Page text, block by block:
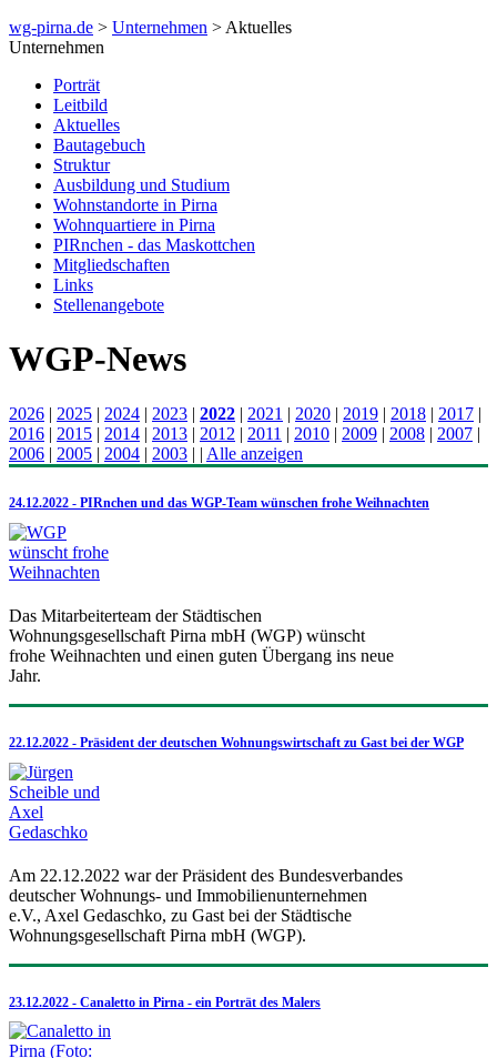
wg-pirna.de > Unternehmen > Aktuelles
Unternehmen
Porträt
Leitbild
Aktuelles
Bautagebuch
Struktur
Ausbildung und Studium
Wohnstandorte in Pirna
Wohnquartiere in Pirna
PIRnchen - das Maskottchen
Mitgliedschaften
Links
Stellenangebote
WGP-News
2026 | 2025 | 2024 | 2023 | 2022 | 2021 | 2020 | 2019 | 2018 | 2017 |
2016 | 2015 | 2014 | 2013 | 2012 | 2011 | 2010 | 2009 | 2008 | 2007 |
2006 | 2005 | 2004 | 2003 | | Alle anzeigen
24.12.2022 - PIRnchen und das WGP-Team wünschen frohe Weihnachten
Das Mitarbeiterteam der Städtischen
Wohnungsgesellschaft Pirna mbH (WGP) wünscht
frohe Weihnachten und einen guten Übergang ins neue
Jahr.
22.12.2022 - Präsident der deutschen Wohnungswirtschaft zu Gast bei der WGP
Am 22.12.2022 war der Präsident des Bundesverbandes
deutscher Wohnungs- und Immobilienunternehmen
e.V., Axel Gedaschko, zu Gast bei der Städtische
Wohnungsgesellschaft Pirna mbH (WGP).
23.12.2022 - Canaletto in Pirna - ein Porträt des Malers